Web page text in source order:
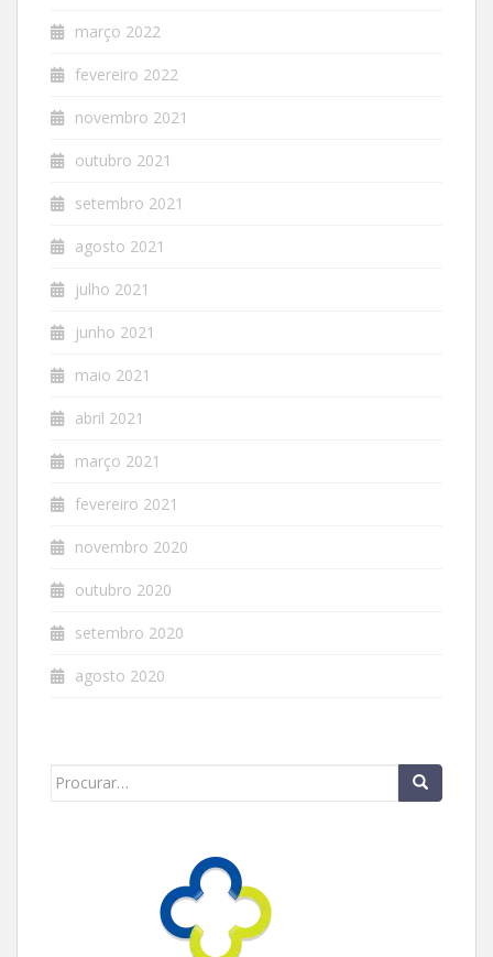
março 2022
fevereiro 2022
novembro 2021
outubro 2021
setembro 2021
agosto 2021
julho 2021
junho 2021
maio 2021
abril 2021
março 2021
fevereiro 2021
novembro 2020
outubro 2020
setembro 2020
agosto 2020